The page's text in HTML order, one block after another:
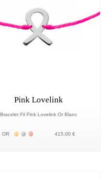
Pink Lovelink
Bracelet Fil Pink Lovelink Or Blanc
OR Жёлтое золото 18К
Белое золото 18К
Розовое золото 18К
415,00 €